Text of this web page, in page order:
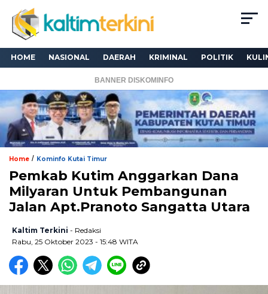
HOME NASIONAL DAERAH KRIMINAL POLITIK
BANNER DISKOMINFO
Home / Kominfo Kutai Timur
Pemkab Kutim Anggarkan Dana
Milyaran Untuk Pembangunan
Jalan Apt.Pranoto Sangatta Utara
Kaltim Terkini - Redaksi
Rabu, 25 Oktober 2023 - 15:48 WITA